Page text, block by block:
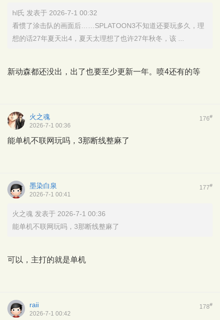
hl氏 发表于 2026-7-1 00:32
看惯了涂击队的画面后……SPLATOON3不知道还要玩多久，理
想的话27年夏天出4，夏天太理想了也许27年秋冬，该 ...
新动森都还没出，出了也要至少更新一年。喷4还有的等
176#
火之魂
2026-7-1 00:36
能单机不联网玩吗，3那断线整麻了
177#
墨染白泉
2026-7-1 00:41
火之魂 发表于 2026-7-1 00:36
能单机不联网玩吗，3那断线整麻了
可以，主打的就是单机
178#
raii
2026-7-1 00:42